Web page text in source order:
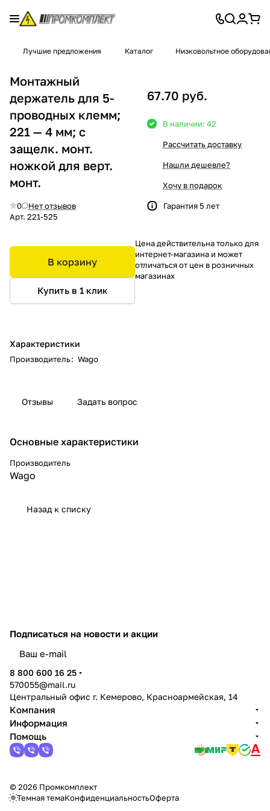
Лучшие предложения Каталог Низковольтное
Монтажный
держатель для 5-
проводных клемм;
221 — 4 мм; с
защелк. монт.
ножкой для верт.
монт.
0
Нет отзывов
Арт. 221-525
В корзину
Купить в 1 клик
Характеристики
Производитель: Wago
67.70 руб.
В наличии: 42
Рассчитать доставку
Нашли дешевле?
Хочу в подарок
Гарантия 5 лет
Цена действительна только для
интернет-магазина и может
отличаться от цен в розничных
магазинах
Отзывы Задать вопрос
Основные характеристики
Производитель
Wago
Назад к списку
Подписаться на новости и акции
8 800 600 16 25
570055@mail.ru
Центральный офис г. Кемерово, Красноармейская, 14
Компания
Информация
Помощь
© 2026 Промкомплект
Темная темаКонфиденциальностьОферта